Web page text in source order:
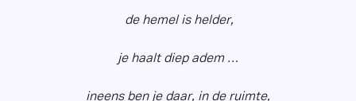
de hemel is helder,
je haalt diep adem …
ineens ben je daar, in de ruimte,